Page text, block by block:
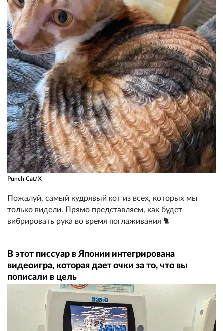
Punch Cat/X
Пожалуй, самый кудрявый кот из всех, которых мы
только видели. Прямо представляем, как будет
вибрировать рука во время поглаживания 🐈
В этот писсуар в Японии интегрирована
видеоигра, которая дает очки за то, что вы
пописали в цель